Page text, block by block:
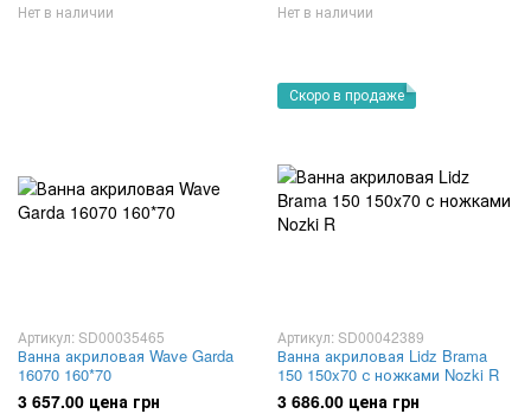
Нет в наличии Нет в наличии
Артикул: SD00035465
Ванна акриловая Wave Garda
16070 160*70
3 657.00 цена грн
Скоро в продаже
Артикул: SD00042389
Ванна акриловая Lidz Brama
150 150x70 с ножками Nozki R
3 686.00 цена грн